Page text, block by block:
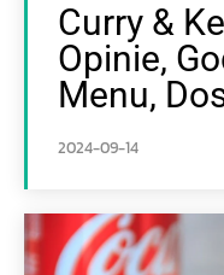
Curry &
Opinie,
Menu,
2024-09-14